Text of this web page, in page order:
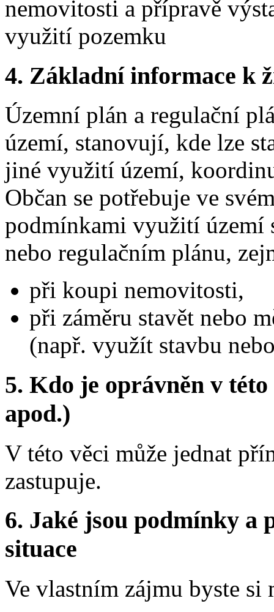
nemovitosti a přípravě
využití pozemku
4. Základní informace k
Územní plán a regulační
území, stanovují, kde lze
jiné využití území,
Občan se potřebuje ve
podmínkami využití území
nebo regulačním plánu,
při koupi nemovitosti,
při záměru stavět nebo
(např. využít stavbu
5. Kdo je oprávněn v
apod.)
V této věci může jednat
zastupuje.
6. Jaké jsou podmínky a
situace
Ve vlastním zájmu byste si